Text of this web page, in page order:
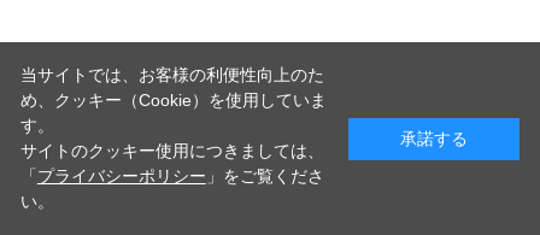
当サイトでは、お客様の利便性向上のた
め、クッキー（Cookie）を使用していま
す。
サイトのクッキー使用につきましては、
「 プライバシーポリシー 」をご覧くださ
い。
承諾する